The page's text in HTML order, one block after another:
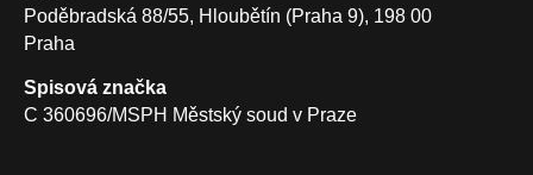
Poděbradská 88/55, Hloubětín (Praha 9), 198 00
Praha
Spisová značka
C 360696/MSPH Městský soud v Praze